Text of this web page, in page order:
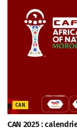
CAN
CAN 2025 :